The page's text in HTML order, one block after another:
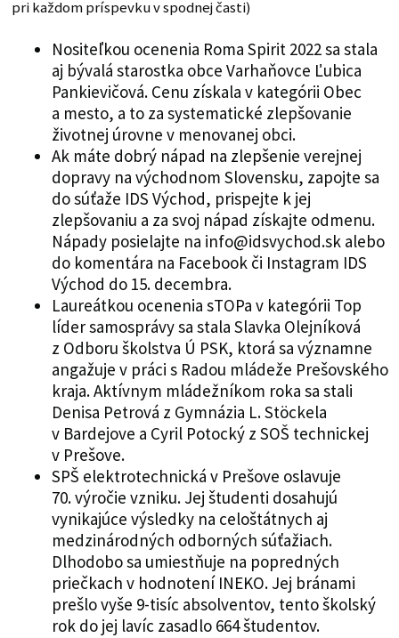
pri každom príspevku v spodnej časti)
Nositeľkou ocenenia Roma Spirit 2022 sa stala
aj bývalá starostka obce Varhaňovce Ľubica
Pankievičová. Cenu získala v kategórii Obec
a mesto, a to za systematické zlepšovanie
životnej úrovne v menovanej obci.
Ak máte dobrý nápad na zlepšenie verejnej
dopravy na východnom Slovensku, zapojte sa
do súťaže IDS Východ, prispejte k jej
zlepšovaniu a za svoj nápad získajte odmenu.
Nápady posielajte na info@idsvychod.sk alebo
do komentára na Facebook či Instagram IDS
Východ do 15. decembra.
Laureátkou ocenenia sTOPa v kategórii Top
líder samosprávy sa stala Slavka Olejníková
z Odboru školstva Ú PSK, ktorá sa významne
angažuje v práci s Radou mládeže Prešovského
kraja. Aktívnym mládežníkom roka sa stali
Denisa Petrová z Gymnázia L. Stöckela
v Bardejove a Cyril Potocký z SOŠ technickej
v Prešove.
SPŠ elektrotechnická v Prešove oslavuje
70. výročie vzniku. Jej študenti dosahujú
vynikajúce výsledky na celoštátnych aj
medzinárodných odborných súťažiach.
Dlhodobo sa umiestňuje na popredných
priečkach v hodnotení INEKO. Jej bránami
prešlo vyše 9-tisíc absolventov, tento školský
rok do jej lavíc zasadlo 664 študentov.